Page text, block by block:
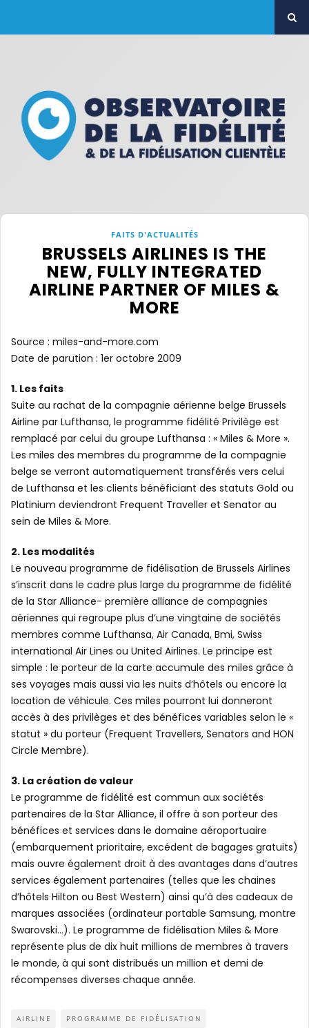
FAITS D'ACTUALITÉS
BRUSSELS AIRLINES IS THE
NEW, FULLY INTEGRATED
AIRLINE PARTNER OF MILES &
MORE
Source : miles-and-more.com
Date de parution : 1er octobre 2009
1. Les faits
Suite au rachat de la compagnie aérienne belge Brussels
Airline par Lufthansa, le programme fidélité Privilège est
remplacé par celui du groupe Lufthansa : « Miles & More ».
Les miles des membres du programme de la compagnie
belge se verront automatiquement transférés vers celui
de Lufthansa et les clients bénéficiant des statuts Gold ou
Platinium deviendront Frequent Traveller et Senator au
sein de Miles & More.
2. Les modalités
Le nouveau programme de fidélisation de Brussels Airlines
s’inscrit dans le cadre plus large du programme de fidélité
de la Star Alliance- première alliance de compagnies
aériennes qui regroupe plus d’une vingtaine de sociétés
membres comme Lufthansa, Air Canada, Bmi, Swiss
international Air Lines ou United Airlines. Le principe est
simple : le porteur de la carte accumule des miles grâce à
ses voyages mais aussi via les nuits d’hôtels ou encore la
location de véhicule. Ces miles pourront lui donneront
accès à des privilèges et des bénéfices variables selon le «
statut » du porteur (Frequent Travellers, Senators and HON
Circle Membre).
3. La création de valeur
Le programme de fidélité est commun aux sociétés
partenaires de la Star Alliance, il offre à son porteur des
bénéfices et services dans le domaine aéroportuaire
(embarquement prioritaire, excédent de bagages gratuits)
mais ouvre également droit à des avantages dans d’autres
services également partenaires (telles que les chaines
d’hôtels Hilton ou Best Western) ainsi qu’à des cadeaux de
marques associées (ordinateur portable Samsung, montre
Swarovski…). Le programme de fidélisation Miles & More
représente plus de dix huit millions de membres à travers
le monde, à qui sont distribués un million et demi de
récompenses diverses chaque année.
AIRLINE PROGRAMME DE FIDÉLISATION